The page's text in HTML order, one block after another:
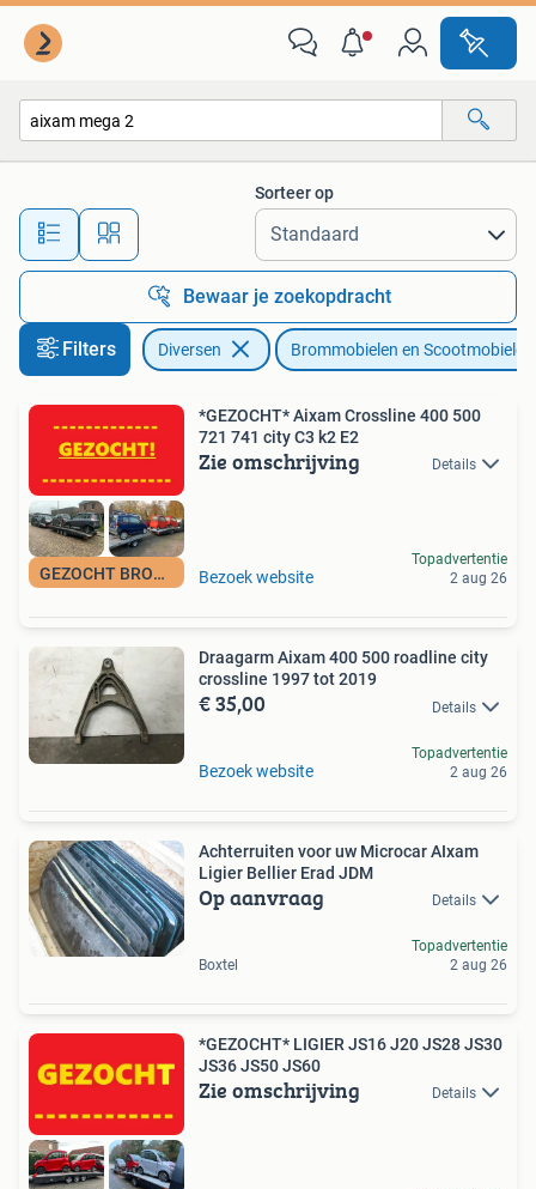
Alle afstanden…
Sorteer op
Bewaar je zoekopdracht
Filters Diversen Brommobielen en Scootmobielen
GEZOCHT BROMMOBIEL
*GEZOCHT* Aixam Crossline 400 500
721 741 city C3 k2 E2
Zie omschrijving Details
Bezoek website
Topadvertentie
2 aug 26
Draagarm Aixam 400 500 roadline city
crossline 1997 tot 2019
€ 35,00 Details
Bezoek website
Topadvertentie
2 aug 26
Achterruiten voor uw Microcar AIxam
Ligier Bellier Erad JDM
Op aanvraag Details
Boxtel
Topadvertentie
2 aug 26
*GEZOCHT* LIGIER JS16 J20 JS28 JS30
JS36 JS50 JS60
Zie omschrijving Details